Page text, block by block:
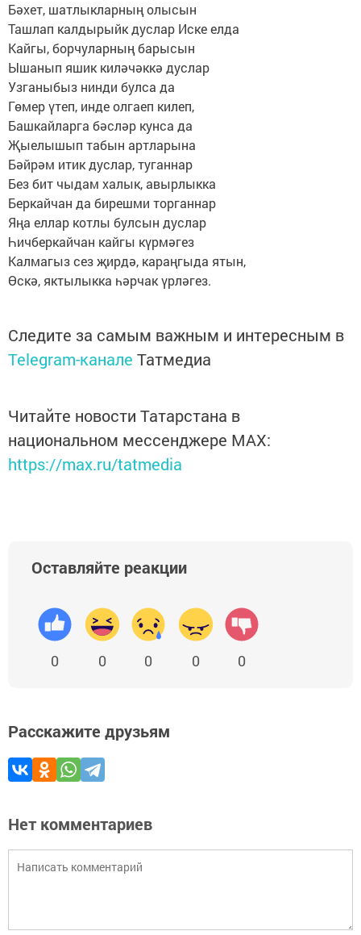
Бәхет, шатлыкларның олысын
Ташлап калдырыйк дуслар Иске елда
Кайгы, борчуларның барысын
Ышанып яшик киләчәккә дуслар
Узганыбыз нинди булса да
Гөмер үтеп, инде олгаеп килеп,
Башкайларга бәсләр кунса да
Җыелышып табын артларына
Бәйрәм итик дуслар, туганнар
Без бит чыдам халык, авырлыкка
Беркайчан да бирешми торганнар
Яңа еллар котлы булсын дуслар
Һичберкайчан кайгы күрмәгез
Калмагыз сез җирдә, караңгыда ятын,
Өскә, яктылыкка һәрчак үрләгез.
Следите за самым важным и интересным в
Telegram-канале Татмедиа
Читайте новости Татарстана в
национальном мессенджере MАХ:
https://max.ru/tatmedia
Оставляйте реакции
0 0 0 0 0
Расскажите друзьям
Нет комментариев